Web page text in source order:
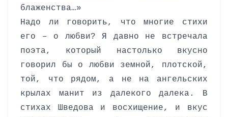
блаженства…»
Надо ли говорить, что многие стихи
его – о любви? Я давно не встречала
поэта, который настолько вкусно
говорил бы о любви земной, плотской,
той, что рядом, а не на ангельских
крылах манит из далекого далека. В
стихах Шведова и восхищение, и вкус